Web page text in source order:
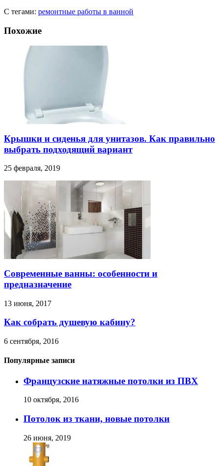
С тегами: ремонтные работы в ванной
Похожие
Крышки и сиденья для унитазов. Как правильно
выбрать подходящий вариант
25 февраля, 2019
Современные ванны: особенности и
предназначение
13 июня, 2017
Как собрать душевую кабину?
6 сентября, 2016
Популярные записи
Французские натяжные потолки из ПВХ
10 октября, 2016
Потолок из ткани, новые потолки
26 июня, 2019